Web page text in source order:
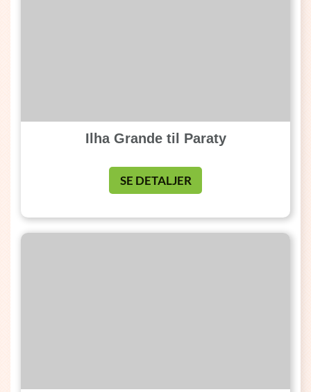
Ilha Grande til Paraty
SE DETALJER